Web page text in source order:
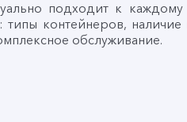
подходит к каждому
контейнеров,
обслуживание.